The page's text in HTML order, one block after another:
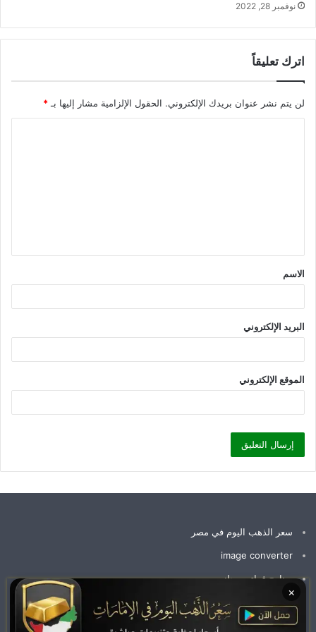
×
نوفمبر 28, 2022
اترك تعليقاً
لن يتم نشر عنوان بريدك الإلكتروني. الحقول الإلزامية مشار إليها بـ *
ق
*
الاسم
البريد الإلكتروني
الموقع الإلكتروني
سعر الذهب اليوم في مصر
image converter
برنامج فواتير مجاني
سعر جرام الذهب عيار 21 سعر الذهب اليوم
وظائف الإمارات اليوم